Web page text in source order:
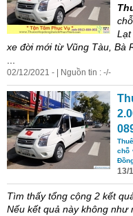
Lạt
xe đời mới từ Vũng Tàu, Bà
02/12/2021 - | Nguồn tin : -/-
chỗ
13/
Tìm thấy tổng cộng 2 kết
Nếu kết quả này không